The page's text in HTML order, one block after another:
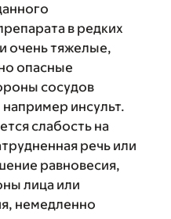
в редких
очень тяжелые,
опасные
сосудов
инсульт.
слабость на
речь или
равновесия,
лица или
немедленно